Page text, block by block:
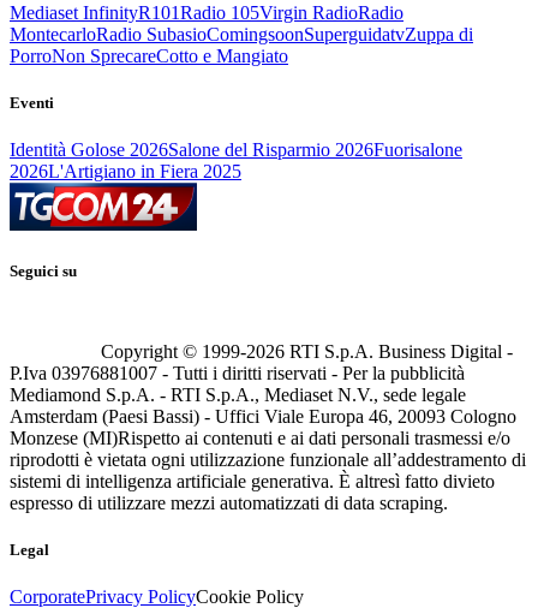
Mediaset InfinityR101Radio 105Virgin RadioRadio
MontecarloRadio SubasioComingsoonSuperguidatvZuppa di
PorroNon SprecareCotto e Mangiato
Eventi
Identità Golose 2026Salone del Risparmio 2026Fuorisalone
2026L'Artigiano in Fiera 2025
Seguici su
Copyright © 1999-2026 RTI S.p.A. Business Digital -
P.Iva 03976881007 - Tutti i diritti riservati - Per la pubblicità
Mediamond S.p.A. - RTI S.p.A., Mediaset N.V., sede legale
Amsterdam (Paesi Bassi) - Uffici Viale Europa 46, 20093 Cologno
Monzese (MI)Rispetto ai contenuti e ai dati personali trasmessi e/o
riprodotti è vietata ogni utilizzazione funzionale all’addestramento di
sistemi di intelligenza artificiale generativa. È altresì fatto divieto
espresso di utilizzare mezzi automatizzati di data scraping.
Legal
CorporatePrivacy PolicyCookie Policy